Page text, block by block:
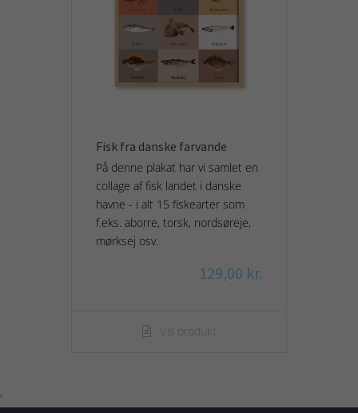
Fisk fra danske farvande
På denne plakat har vi samlet en
collage af fisk landet i danske
havne - i alt 15 fiskearter som
f.eks. aborre, torsk, nordsøreje,
mørksej osv.
129,00 kr.
Vis produkt
'